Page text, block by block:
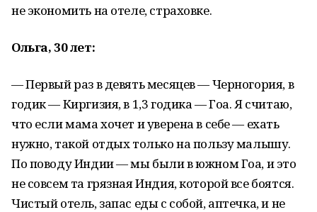
не экономить на отеле, страховке.
Ольга, 30 лет:
— Первый раз в девять месяцев — Черногория, в
годик — Киргизия, в 1,3 годика — Гоа. Я считаю,
что если мама хочет и уверена в себе — ехать
нужно, такой отдых только на пользу малышу.
По поводу Индии — мы были в южном Гоа, и это
не совсем та грязная Индия, которой все боятся.
Чистый отель, запас еды с собой, аптечка, и не